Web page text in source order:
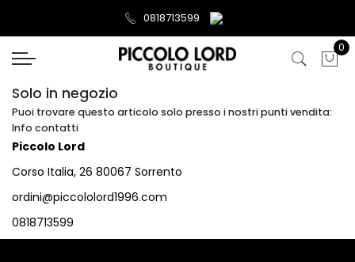
0818713599
0
Solo in negozio
Puoi trovare questo articolo solo presso i nostri punti vendita:
Info contatti
Piccolo Lord
Corso Italia, 26 80067 Sorrento
ordini@piccololord1996.com
0818713599